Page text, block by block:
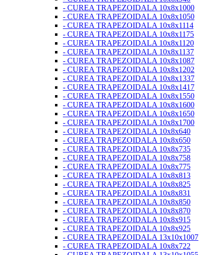
- CUREA TRAPEZOIDALA 10x8x1000
- CUREA TRAPEZOIDALA 10x8x1050
- CUREA TRAPEZOIDALA 10x8x1114
- CUREA TRAPEZOIDALA 10x8x1175
- CUREA TRAPEZOIDALA 10x8x1120
- CUREA TRAPEZOIDALA 10x8x1137
- CUREA TRAPEZOIDALA 10x8x1087
- CUREA TRAPEZOIDALA 10x8x1202
- CUREA TRAPEZOIDALA 10x8x1337
- CUREA TRAPEZOIDALA 10x8x1417
- CUREA TRAPEZOIDALA 10x8x1550
- CUREA TRAPEZOIDALA 10x8x1600
- CUREA TRAPEZOIDALA 10x8x1650
- CUREA TRAPEZOIDALA 10x8x1700
- CUREA TRAPEZOIDALA 10x8x640
- CUREA TRAPEZOIDALA 10x8x650
- CUREA TRAPEZOIDALA 10x8x735
- CUREA TRAPEZOIDALA 10x8x758
- CUREA TRAPEZOIDALA 10x8x775
- CUREA TRAPEZOIDALA 10x8x813
- CUREA TRAPEZOIDALA 10x8x825
- CUREA TRAPEZOIDALA 10x8x831
- CUREA TRAPEZOIDALA 10x8x850
- CUREA TRAPEZOIDALA 10x8x870
- CUREA TRAPEZOIDALA 10x8x915
- CUREA TRAPEZOIDALA 10x8x925
- CUREA TRAPEZOIDALA 13x10x1007
- CUREA TRAPEZOIDALA 10x8x722